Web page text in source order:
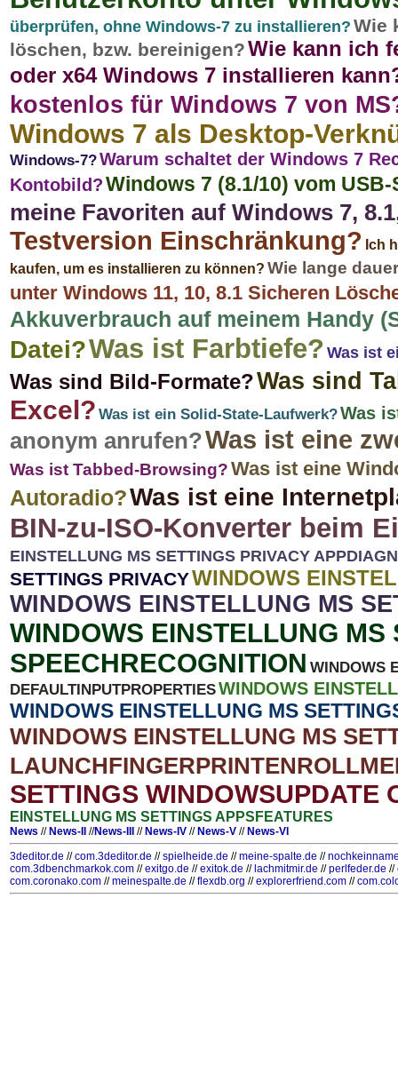
überprüfen, ohne Windows-7 zu installieren? Wie
löschen, bzw. bereinigen?Wie kann ich
oder x64 Windows 7 installieren
kostenlos für Windows 7 von
Windows 7 als Desktop-
Windows-7?Warum schaltet der Windows 7
Kontobild?Windows 7 (8.1/10) vom
meine Favoriten auf Windows 7,
Testversion Einschränkung? Ich
kaufen, um es installieren zu können? Wie lange
unter Windows 11, 10, 8.1 Sicheren
Akkuverbrauch auf meinem Handy
Datei?Was ist Farbtiefe? Was ist
Was sind Bild-Formate?Was sind
Excel? Was ist ein Solid-State-Laufwerk?Was
anonym anrufen?Was ist eine
Was ist Tabbed-Browsing?Was ist eine
Autoradio?Was ist eine
BIN-zu-ISO-Konverter beim
EINSTELLUNG MS SETTINGS PRIVACY
SETTINGS PRIVACYWINDOWS
WINDOWS EINSTELLUNG MS
WINDOWS EINSTELLUNG
SPEECHRECOGNITION WINDOWS
DEFAULTINPUTPROPERTIESWINDOWS
WINDOWS EINSTELLUNG MS
WINDOWS EINSTELLUNG MS
SETTINGS WINDOWSUPDATE
EINSTELLUNG MS SETTINGS APPSFEATURES
News // News-II //News-III // News-IV // News-V // News-VI
3deditor.de //com.3deditor.de //spielheide.de //meine-spalte.de //
com.3dbenchmarkok.com //exitgo.de //exitok.de // lachmitmir.de //perlfeder.de //
com.coronako.com //meinespalte.de //flexdb.org //explorerfriend.com //